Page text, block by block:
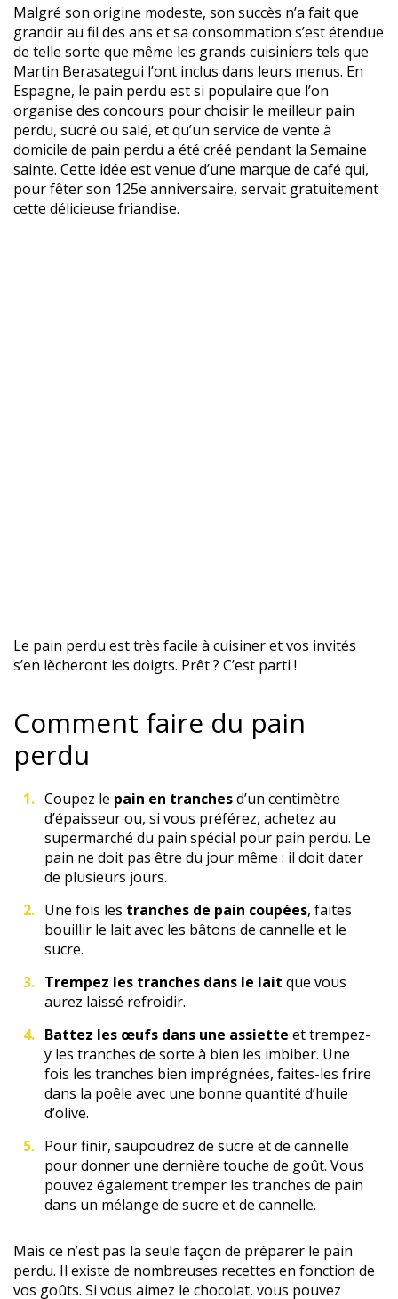
Malgré son origine modeste, son succès n’a fait que
grandir au fil des ans et sa consommation s’est étendue
de telle sorte que même les grands cuisiniers tels que
Martin Berasategui l’ont inclus dans leurs menus. En
Espagne, le pain perdu est si populaire que l’on
organise des concours pour choisir le meilleur pain
perdu, sucré ou salé, et qu’un service de vente à
domicile de pain perdu a été créé pendant la Semaine
sainte. Cette idée est venue d’une marque de café qui,
pour fêter son 125e anniversaire, servait gratuitement
cette délicieuse friandise.
Le pain perdu est très facile à cuisiner et vos invités
s’en lècheront les doigts. Prêt ? C’est parti !
Comment faire du pain
perdu
Coupez le pain en tranchesd’un centimètre
d’épaisseur ou, si vous préférez, achetez au
supermarché du pain spécial pour pain perdu. Le
pain ne doit pas être du jour même : il doit dater
de plusieurs jours.
Une fois les tranches de pain coupées, faites
bouillir le lait avec les bâtons de cannelle et le
sucre.
Trempez les tranches dans le lait que vous
aurez laissé refroidir.
Battez les œufs dans une assiette et trempez-
y les tranches de sorte à bien les imbiber. Une
fois les tranches bien imprégnées, faites-les frire
dans la poêle avec une bonne quantité d’huile
d’olive.
Pour finir, saupoudrez de sucre et de cannelle
pour donner une dernière touche de goût. Vous
pouvez également tremper les tranches de pain
dans un mélange de sucre et de cannelle.
Mais ce n’est pas la seule façon de préparer le pain
perdu. Il existe de nombreuses recettes en fonction de
vos goûts. Si vous aimez le chocolat, vous pouvez